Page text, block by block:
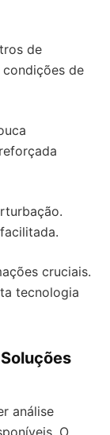
de
de
cruciais.
tecnologia
análise